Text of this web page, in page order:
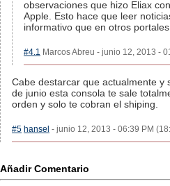
observaciones que hizo Eliax
Apple. Esto hace que leer
informativo que en otros portales.
#4.1 Marcos Abreu - junio 12, 2013 -
Cabe destarcar que actualmente y
de junio esta consola te sale
orden y solo te cobran el shiping.
#5 hansel - junio 12, 2013 - 06:39 PM
Añadir Comentario